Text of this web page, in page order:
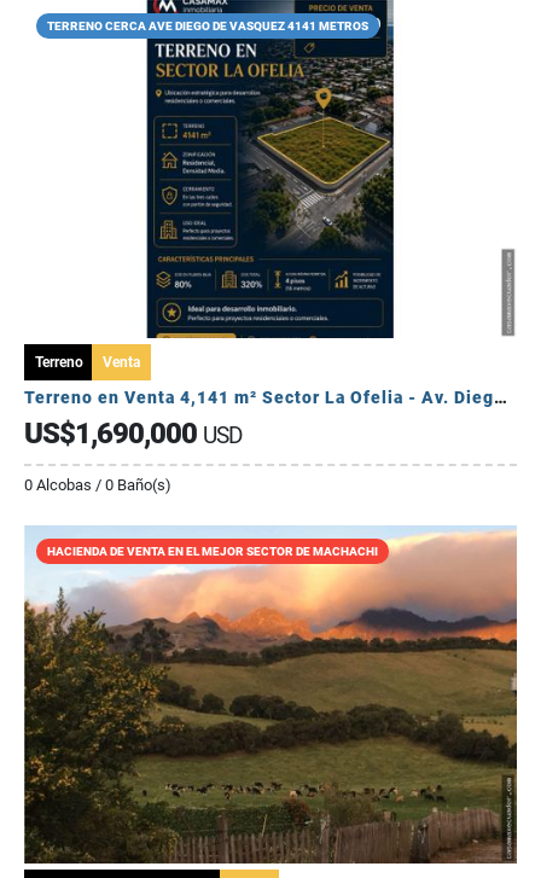
TERRENO CERCA AVE DIEGO DE VASQUEZ 4141 METROS
Terreno Venta
Terreno en Venta 4,141 m² Sector La Ofelia - Av. Diego Vásquez Cepeda.
US$1,690,000 USD
0 Alcobas / 0 Baño(s)
HACIENDA DE VENTA EN EL MEJOR SECTOR DE MACHACHI